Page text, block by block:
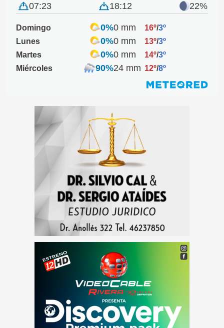
07:23 18:12 22%
Domingo 0%0 mm 16º/3º
Lunes
0%0 mm 13º/3º
Martes
0%0 mm 14º/3º
Miércoles
90%24 mm 12º/8º